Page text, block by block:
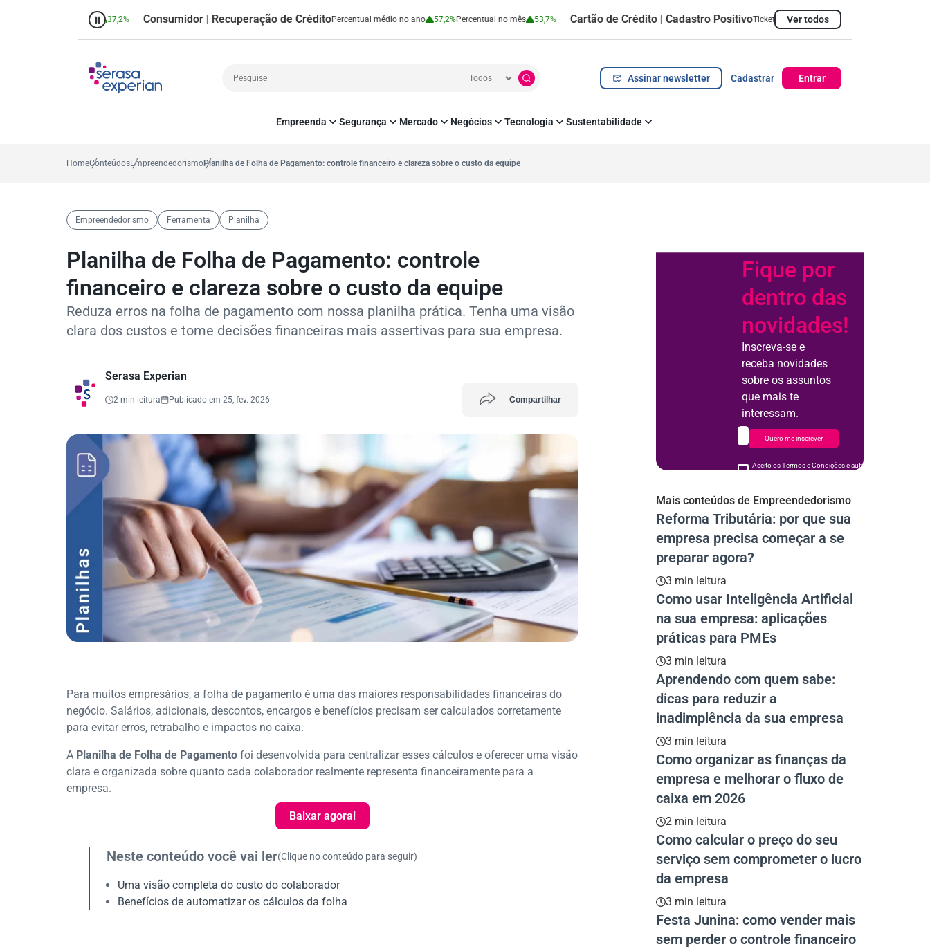
37,2% Consumidor | Recuperação de CréditoPercentual médio no ano 57,2%Percentual no mês 53,7% Cartão de Crédito | Cadastro Positivo Ticket Médio R$ 1.428,09Pontualidade do pagamento
Ver todos
Assinar newsletter Cadastrar Entrar
Empreenda
Crédito
Decisão
MEI
Marketing
Segurança
Proteção de Dados
Mercado
Open Finance
Negócios
RH
Tecnologia Sustentabilidade
HomeConteúdosEmpreendedorismoPlanilha de Folha de Pagamento: controle financeiro e clareza sobre o custo da equipe
Empreendedorismo Ferramenta Planilha
Planilha de Folha de Pagamento: controle
financeiro e clareza sobre o custo da equipe
Reduza erros na folha de pagamento com nossa planilha prática. Tenha uma visão
clara dos custos e tome decisões financeiras mais assertivas para sua empresa.
Serasa Experian
2 min leitura Publicado em 25, fev. 2026 Compartilhar
Para muitos empresários, a folha de pagamento é uma das maiores responsabilidades financeiras do
negócio. Salários, adicionais, descontos, encargos e benefícios precisam ser calculados corretamente
para evitar erros, retrabalho e impactos no caixa.
A Planilha de Folha de Pagamento foi desenvolvida para centralizar esses cálculos e oferecer uma visão
clara e organizada sobre quanto cada colaborador realmente representa financeiramente para a
empresa.
Baixar agora!
Neste conteúdo você vai ler(Clique no conteúdo para seguir)
Uma visão completa do custo do colaborador
Benefícios de automatizar os cálculos da folha
Fique por
dentro das
novidades!
Inscreva-se e
receba novidades
sobre os assuntos
que mais te
interessam.
Aceito os Termos e Condições e autorizo o uso de meus
Quero me inscrever
Mais conteúdos de Empreendedorismo
Reforma Tributária: por que sua
empresa precisa começar a se
preparar agora?
3 min leitura
Como usar Inteligência Artificial
na sua empresa: aplicações
práticas para PMEs
3 min leitura
Aprendendo com quem sabe:
dicas para reduzir a
inadimplência da sua empresa
3 min leitura
Como organizar as finanças da
empresa e melhorar o fluxo de
caixa em 2026
2 min leitura
Como calcular o preço do seu
serviço sem comprometer o lucro
da empresa
3 min leitura
Festa Junina: como vender mais
sem perder o controle financeiro